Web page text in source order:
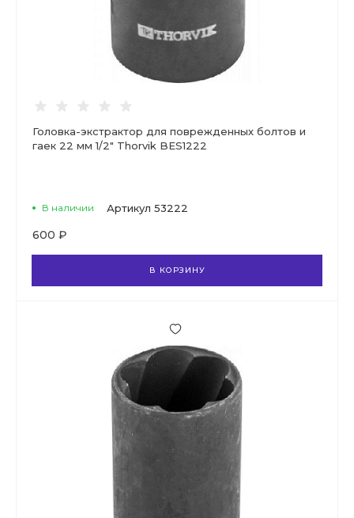
Головка-экстрактор для поврежденных болтов и
гаек 22 мм 1/2" Thorvik BES1222
В наличии Артикул 53222
600 ₽
В КОРЗИНУ